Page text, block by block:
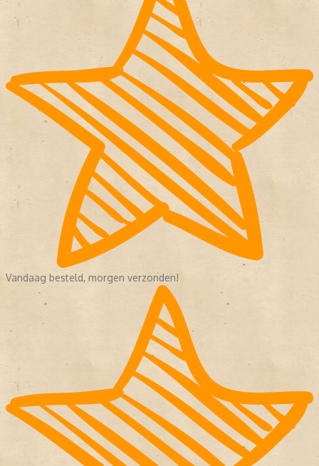
Vandaag besteld, morgen verzonden!